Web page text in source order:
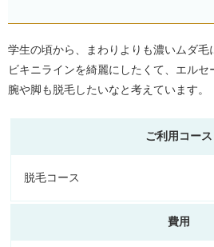
学生の頃から、まわりよりも濃いムダ毛
ビキニラインを綺麗にしたくて、エル
腕や脚も脱毛したいなと考えています。
ご利用コース
脱毛コース
費用